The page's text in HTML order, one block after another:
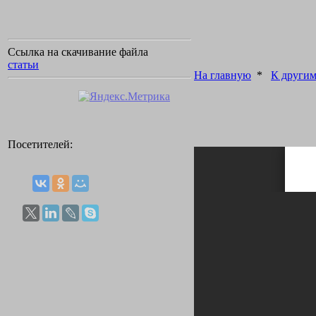
Ссылка на скачивание файла
статьи
Посетителей:
На главную * К другим